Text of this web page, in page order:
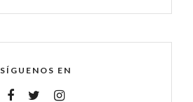
SÍGUENOS EN